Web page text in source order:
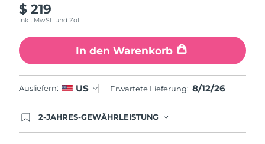
$ 219
Inkl. MwSt. und Zoll
In den Warenkorb
Ausliefern: US Erwartete Lieferung: 8/12/26
2-JAHRES-GEWÄHRLEISTUNG